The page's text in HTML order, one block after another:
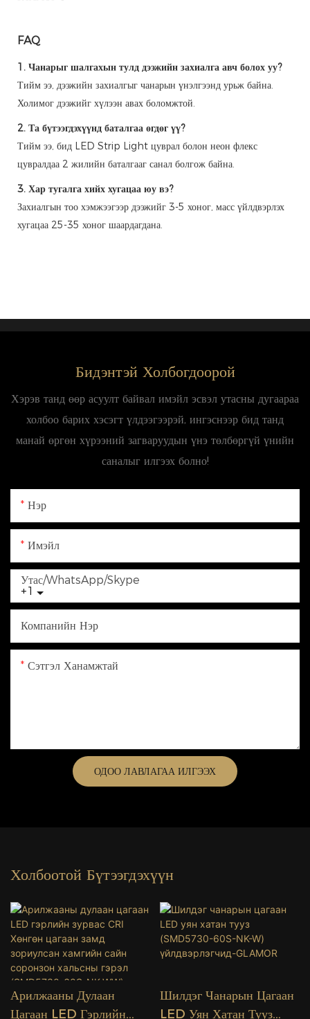
FAQ
1. Чанарыг шалгахын тулд дээжийн захиалга авч болох уу?
Тийм ээ, дээжийн захиалгыг чанарын үнэлгээнд урьж байна.
Холимог дээжийг хүлээн авах боломжтой.
2. Та бүтээгдэхүүнд баталгаа өгдөг үү?
Тийм ээ, бид LED Strip Light цуврал болон неон флекс
цувралдаа 2 жилийн баталгааг санал болгож байна.
3. Хар тугалга хийх хугацаа юу вэ?
Захиалгын тоо хэмжээгээр дээжийг 3-5 хоног, масс үйлдвэрлэх
хугацаа 25-35 хоног шаардагдана.
Бидэнтэй Холбогдоорой
Хэрэв танд өөр асуулт байвал имэйл эсвэл утасны дугаараа
холбоо барих хэсэгт үлдээгээрэй, ингэснээр бид танд
манай өргөн хүрээний загваруудын үнэ төлбөргүй үнийн
саналыг илгээх болно!
Нэр
Имэйл
+1
Утас/WhatsApp/Skype
Компанийн Нэр
Сэтгэл Ханамжтай
ОДОО ЛАВЛАГАА ИЛГЭЭХ
Холбоотой Бүтээгдэхүүн
Арилжааны Дулаан
Цагаан LED Гэрлийн
Шилдэг Чанарын Цагаан
LED Уян Хатан Тууз